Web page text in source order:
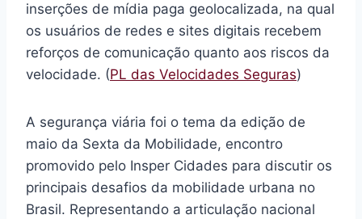
inserções de mídia paga geolocalizada, na qual
os usuários de redes e sites digitais recebem
reforços de comunicação quanto aos riscos da
velocidade. (PL das Velocidades Seguras)
A segurança viária foi o tema da edição de
maio da Sexta da Mobilidade, encontro
promovido pelo Insper Cidades para discutir os
principais desafios da mobilidade urbana no
Brasil. Representando a articulação nacional